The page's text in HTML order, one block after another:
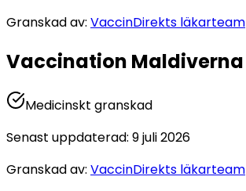
Granskad av: VaccinDirekts läkarteam
Vaccination Maldiverna
Medicinskt granskad
Senast uppdaterad: 9 juli 2026
Granskad av: VaccinDirekts läkarteam